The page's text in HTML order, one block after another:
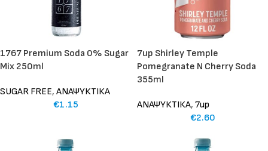
1767 Premium Soda 0% Sugar
Mix 250ml
SUGAR FREE, ΑΝΑΨΥΚΤΙΚΑ
€1.15
7up Shirley Temple
Pomegranate N Cherry Soda
355ml
ΑΝΑΨΥΚΤΙΚΑ, 7up
€2.60